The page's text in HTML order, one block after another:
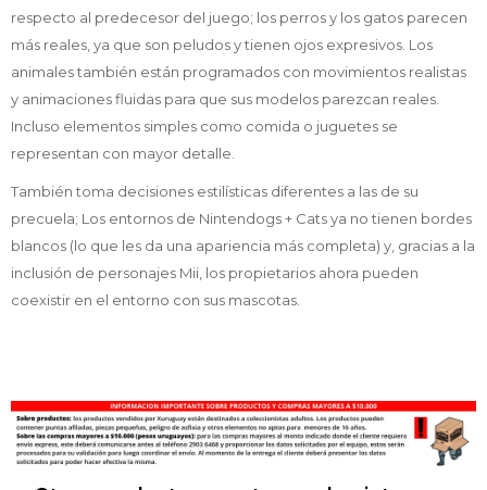
respecto al predecesor del juego; los perros y los gatos parecen
más reales, ya que son peludos y tienen ojos expresivos. Los
animales también están programados con movimientos realistas
y animaciones fluidas para que sus modelos parezcan reales.
Incluso elementos simples como comida o juguetes se
representan con mayor detalle.
También toma decisiones estilísticas diferentes a las de su
precuela; Los entornos de Nintendogs + Cats ya no tienen bordes
blancos (lo que les da una apariencia más completa) y, gracias a la
inclusión de personajes Mii, los propietarios ahora pueden
coexistir en el entorno con sus mascotas.